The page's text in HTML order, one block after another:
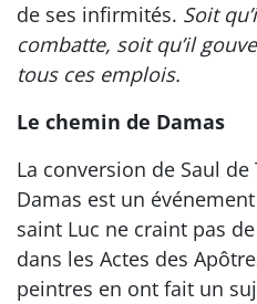
de ses infirmités. Soit
combatte, soit qu’il
tous ces emplois.
Le chemin de Damas
La conversion de Saul
Damas est un
saint Luc ne craint pas
dans les Actes des
peintres en ont fait un